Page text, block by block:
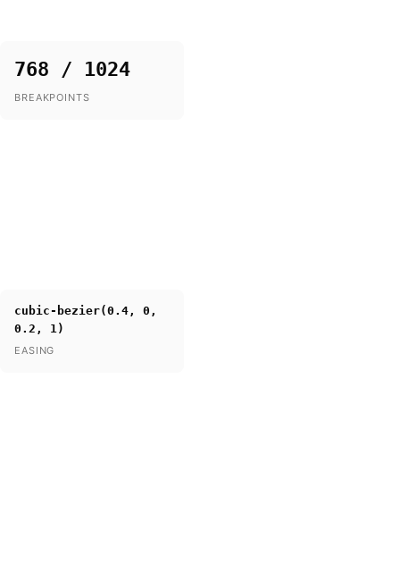
768 / 1024
BREAKPOINTS
cubic-bezier(0.4, 0,
0.2, 1)
EASING